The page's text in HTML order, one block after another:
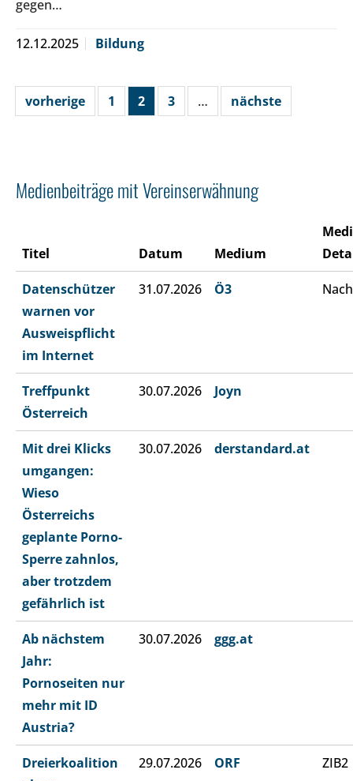
gegen…
12.12.2025 Bildung
vorherige 1 2 3 … nächste
Medienbeiträge mit Vereinserwähnung
Titel Datum Medium
Datenschützer
warnen vor
Ausweispflicht
im Internet
31.07.2026 Ö3
Treffpunkt
Österreich
30.07.2026 Joyn
Mit drei Klicks
umgangen:
Wieso
Österreichs
geplante Porno-
Sperre zahnlos,
aber trotzdem
gefährlich ist
30.07.2026 derstandard.at
Ab nächstem
Jahr:
Pornoseiten nur
mehr mit ID
Austria?
30.07.2026 ggg.at
Dreierkoalition
29.07.2026 ORF ZIB2